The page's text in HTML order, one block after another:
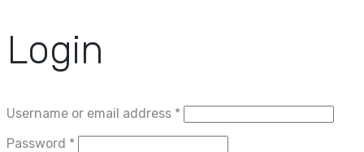
Login
Username or email address *
Password *